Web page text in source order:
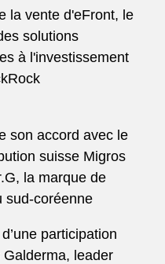
la vente d'eFront, le
solutions
à l'investissement
son accord avec le
suisse Migros
la marque de
sud-coréenne
participation
leader